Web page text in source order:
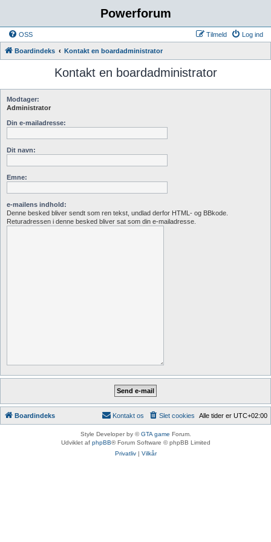
Powerforum
OSS Log ind
Tilmeld
Boardindeks Kontakt en boardadministrator
Kontakt en boardadministrator
Modtager:
Administrator
Din e-mailadresse:
Dit navn:
Emne:
e-mailens indhold:
Denne besked bliver sendt som ren tekst, undlad derfor HTML- og BBkode.
Returadressen i denne besked bliver sat som din e-mailadresse.
Boardindeks Alle tider er UTC+02:00
Slet cookies
Kontakt os
Style Developer by ©GTA game Forum.
Udviklet af phpBB® Forum Software © phpBB Limited
Privatliv| Vilkår